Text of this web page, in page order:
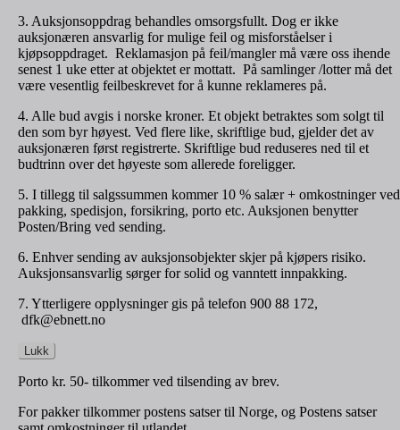
3. Auksjonsoppdrag behandles omsorgsfullt. Dog er ikke
auksjonæren ansvarlig for mulige feil og misforståelser i
kjøpsoppdraget. Reklamasjon på feil/mangler må være oss ihende
senest 1 uke etter at objektet er mottatt. På samlinger /lotter må det
være vesentlig feilbeskrevet for å kunne reklameres på.
4. Alle bud avgis i norske kroner. Et objekt betraktes som solgt til
den som byr høyest. Ved flere like, skriftlige bud, gjelder det av
auksjonæren først registrerte. Skriftlige bud reduseres ned til et
budtrinn over det høyeste som allerede foreligger.
5. I tillegg til salgssummen kommer 10 % salær + omkostninger ved
pakking, spedisjon, forsikring, porto etc. Auksjonen benytter
Posten/Bring ved sending.
6. Enhver sending av auksjonsobjekter skjer på kjøpers risiko.
Auksjonsansvarlig sørger for solid og vanntett innpakking.
7. Ytterligere opplysninger gis på telefon 900 88 172,
dfk@ebnett.no
Lukk
Porto kr. 50- tilkommer ved tilsending av brev.
For pakker tilkommer postens satser til Norge, og Postens satser